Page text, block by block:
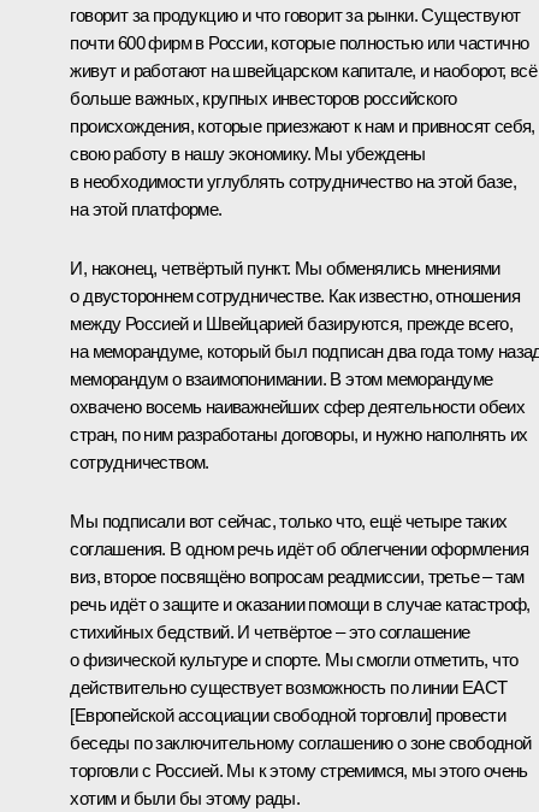
говорит за продукцию и что говорит за рынки. Существуют
почти 600 фирм в России, которые полностью или частично
живут и работают на швейцарском капитале, и наоборот, всё
больше важных, крупных инвесторов российского
происхождения, которые приезжают к нам и привносят себя,
свою работу в нашу экономику. Мы убеждены
в необходимости углублять сотрудничество на этой базе,
на этой платформе.
И, наконец, четвёртый пункт. Мы обменялись мнениями
о двустороннем сотрудничестве. Как известно, отношения
между Россией и Швейцарией базируются, прежде всего,
на меморандуме, который был подписан два года тому
меморандум о взаимопонимании. В этом меморандуме
охвачено восемь наиважнейших сфер деятельности обеих
стран, по ним разработаны договоры, и нужно наполнять их
сотрудничеством.
Мы подписали вот сейчас, только что, ещё четыре таких
соглашения. В одном речь идёт об облегчении оформления
виз, второе посвящёно вопросам реадмиссии, третье – там
речь идёт о защите и оказании помощи в случае катастроф,
стихийных бедствий. И четвёртое – это соглашение
о физической культуре и спорте. Мы смогли отметить, что
действительно существует возможность по линии ЕАСТ
[Европейской ассоциации свободной торговли] провести
беседы по заключительному соглашению о зоне свободной
торговли с Россией. Мы к этому стремимся, мы этого очень
хотим и были бы этому рады.